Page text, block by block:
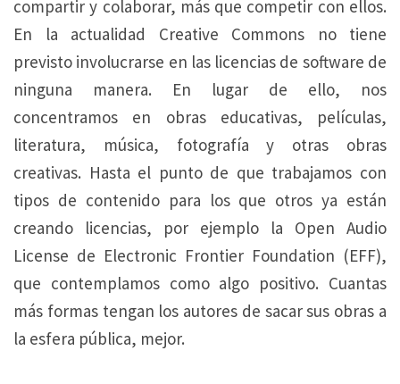
compartir y colaborar, más que competir con ellos.
En la actualidad Creative Commons no tiene
previsto involucrarse en las licencias de software de
ninguna manera. En lugar de ello, nos
concentramos en obras educativas, películas,
literatura, música, fotografía y otras obras
creativas. Hasta el punto de que trabajamos con
tipos de contenido para los que otros ya están
creando licencias, por ejemplo la Open Audio
License de Electronic Frontier Foundation (EFF),
que contemplamos como algo positivo. Cuantas
más formas tengan los autores de sacar sus obras a
la esfera pública, mejor.